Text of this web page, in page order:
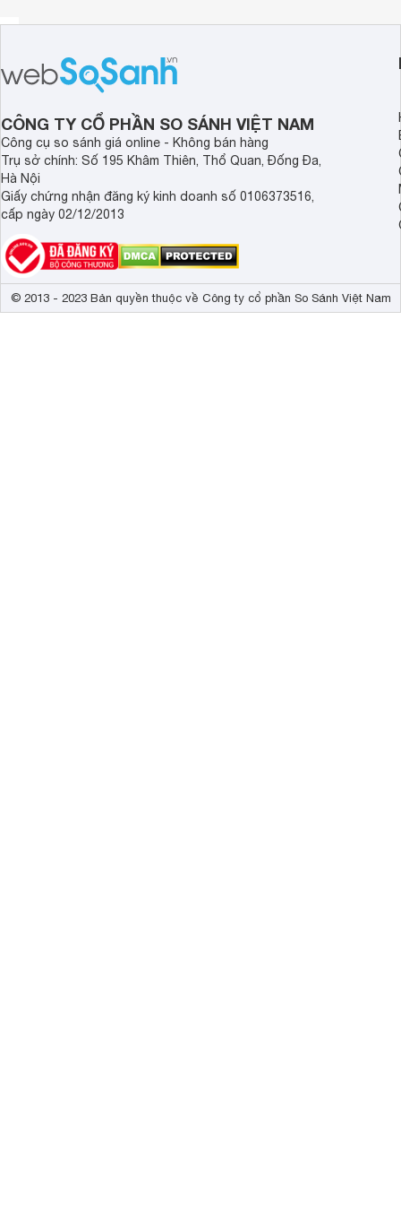
CÔNG TY CỔ PHẦN SO SÁNH VIỆT NAM
Công cụ so sánh giá online - Không bán hàng
Trụ sở chính: Số 195 Khâm Thiên, Thổ Quan, Đống Đa,
Hà Nội
Giấy chứng nhận đăng ký kinh doanh số 0106373516,
cấp ngày 02/12/2013
© 2013 - 2023 Bản quyền thuộc về Công ty cổ phần So Sánh Việt Nam